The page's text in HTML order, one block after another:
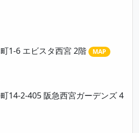
1-6 エビスタ西宮 2階
MAP
14-2-405 阪急西宮ガーデンズ 4